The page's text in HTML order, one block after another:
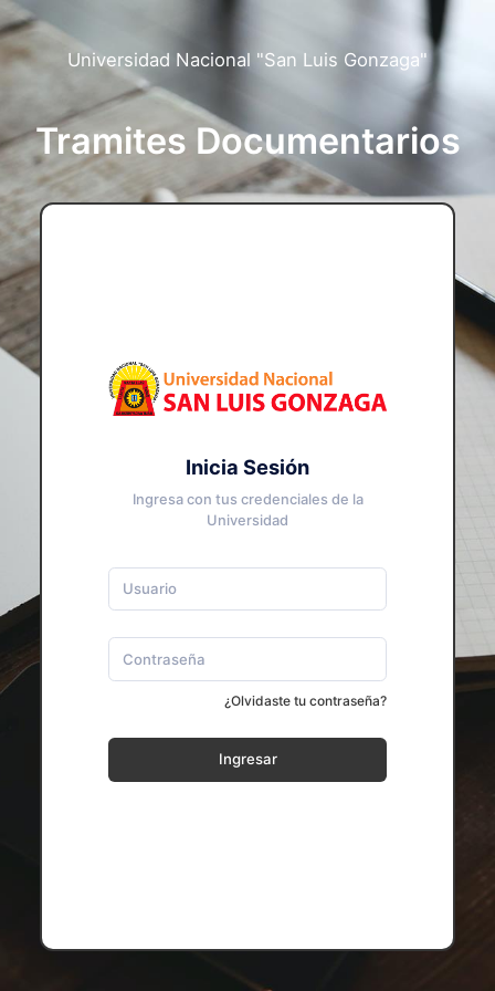
Universidad Nacional "San Luis Gonzaga"
Tramites Documentarios
Inicia Sesión
Ingresa con tus credenciales de la
Universidad
¿Olvidaste tu contraseña?
Ingresar